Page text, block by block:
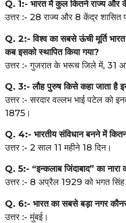
r
s
g
o
Q. 1:- भारत में कुल कितने राज्य और
उत्तर :- 28 राज्य और 8 केंद्र शासित
Q. 2:- विश्व का सबसे ऊंची मूर्ति
कब इसको स्थापित किया गया?
उत्तर :- गुजरात के भरूच जिले में, 31
Q. 3:- लौह पुरुष किसे कहा जाता है
उत्तर :- सरदार वल्लभ भाई पटेल को
1875।
Q. 4:- भारतीय संविधान बनने में
उत्तर :- 2 साल 11 महीने 18 दिन।
Q. 5:- “इन्कलाब जिंदाबाद” का
उत्तर :- 8 अप्रैल 1929 को भगत
Q. 6:- भारत का सबसे बड़ा नगर
उत्तर :- मुंबई।